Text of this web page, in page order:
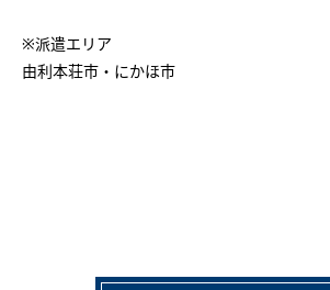
※派遣エリア
由利本荘市・にかほ市